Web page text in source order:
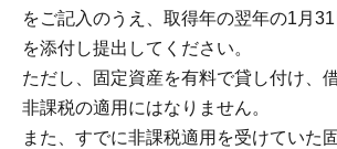
をご記入のうえ、取得年の翌年の1月
を添付し提出してください。
ただし、固定資産を有料で貸し付け、
非課税の適用にはなりません。
また、すでに非課税適用を受けていた